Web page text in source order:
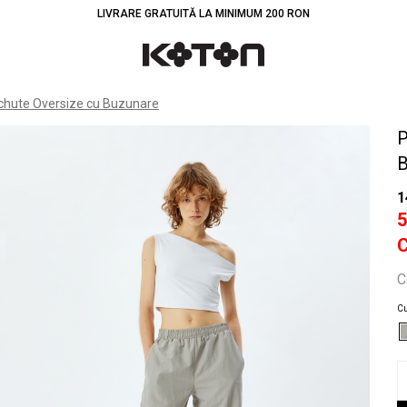
LIVRARE GRATUITĂ LA MINIMUM 200 RON
Oversize cu Buzunare